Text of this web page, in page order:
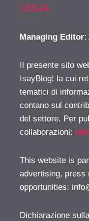
LEGAL
Managing Editor:
Il presente sito
IsayBlog! la cui
tematici di
contano sul
del settore. Per
collaborazioni:
This website is
advertising, press
opportunities:
Dichiarazione